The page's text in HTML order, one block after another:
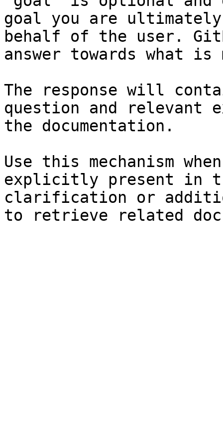
goal you are
behalf of the user.
answer towards what
The response will
question and relevant
the documentation.
Use this mechanism
explicitly present in
clarification or